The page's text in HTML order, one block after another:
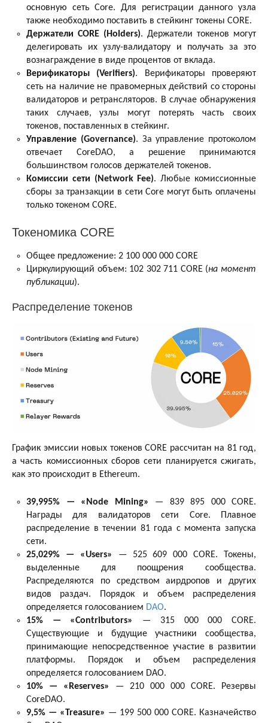
основную сеть Core. Для регистрации данного узла
также необходимо поставить в стейкинг токены CORE.
Держатели CORE (Holders). Держатели токенов могут
делегировать их узлу-валидатору и получать за это
вознаграждение в виде процентов от вклада.
Верификаторы (Verifiers). Верификаторы проверяют
сеть на наличие не правомерных действий со стороны
валидаторов и ретрансляторов. В случае обнаружения
таких случаев, узлы могут потерять часть своих
токенов, поставленных в стейкинг.
Управление (Governance). За управление протоколом
отвечает CoreDAO, а решение принимаются
большинством голосов держателей токенов.
Комиссии сети (Network Fee). Любые комиссионные
сборы за транзакции в сети Core могут быть оплачены
только токеном CORE.
Токеномика CORE
Общее предложение: 2 100 000 000 CORE
Циркулирующий объем: 102 302 711 CORE (на момент
публикации).
Распределение токенов
График эмиссии новых токенов CORE рассчитан на 81 год,
а часть комиссионных сборов сети планируется сжигать,
как это происходит в Ethereum.
39,995% — «Node Mining» — 839 895 000 CORE.
Награды для валидаторов сети Core. Плавное
распределение в течении 81 года с момента запуска
сети.
25,029% — «Users»
— 525 609 000 CORE. Токены,
выделенные для поощрения сообщества.
Распределяются по средством аирдропов и других
видов раздач. Порядок и объем распределения
определяется голосованием DAO.
15% — «Contributors»
— 315 000 000 CORE.
Существующие и будущие участники сообщества,
принимающие непосредственное участие в развитии
платформы. Порядок и объем распределения
определяется голосованием DAO.
10% — «Reserves»
— 210 000 000 CORE. Резервы
CoreDAO.
9,5% — «Treasure» — 199 500 000 CORE. Казначейство